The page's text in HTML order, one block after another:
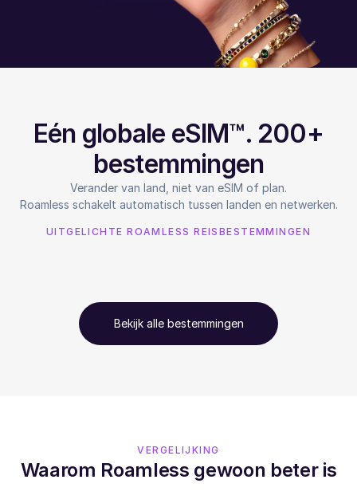
Eén globale eSIM™. 200+
bestemmingen
Verander van land, niet van eSIM of plan.
Roamless schakelt automatisch tussen landen en netwerken.
UITGELICHTE ROAMLESS REISBESTEMMINGEN
Bekijk alle bestemmingen
VERGELIJKING
Waarom Roamless gewoon beter is